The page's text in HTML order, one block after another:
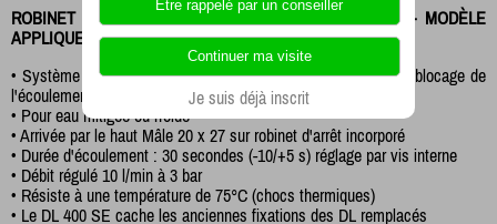
ROBINET SIMPLE TEMPORISÉ - POUR EAU MITIGÉE - MODÈLE
APPLIQUE
• Système anti-blocage "S" breveté pour éviter tout risque de blocage de
l'écoulement en continu
• Pour eau mitigée ou froide
• Arrivée par le haut Mâle 20 x 27 sur robinet d'arrêt incorporé
• Durée d'écoulement : 30 secondes (-10/+5 s) réglage par vis interne
• Débit régulé 10 l/min à 3 bar
• Résiste à une température de 75°C (chocs thermiques)
• Le DL 400 SE cache les anciennes fixations des DL remplacés
Je suis déjà inscrit